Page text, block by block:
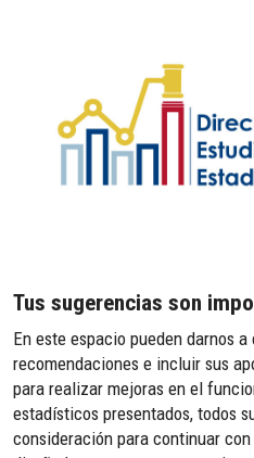
Tus sugerencias son
En este espacio pueden darnos
recomendaciones e incluir sus
para realizar mejoras en el
estadísticos presentados, todos
consideración para continuar